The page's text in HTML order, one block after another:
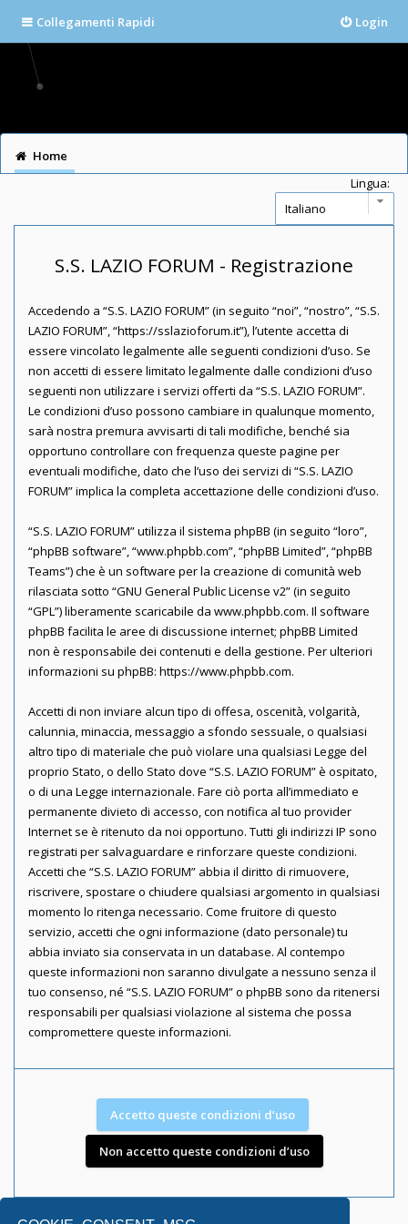
Collegamenti Rapidi Login
Home
Lingua:
S.S. LAZIO FORUM - Registrazione
Accedendo a “S.S. LAZIO FORUM” (in seguito “noi”, “nostro”, “S.S.
LAZIO FORUM”, “https://sslazioforum.it”), l’utente accetta di
essere vincolato legalmente alle seguenti condizioni d’uso. Se
non accetti di essere limitato legalmente dalle condizioni d’uso
seguenti non utilizzare i servizi offerti da “S.S. LAZIO FORUM”.
Le condizioni d’uso possono cambiare in qualunque momento,
sarà nostra premura avvisarti di tali modifiche, benché sia
opportuno controllare con frequenza queste pagine per
eventuali modifiche, dato che l’uso dei servizi di “S.S. LAZIO
FORUM” implica la completa accettazione delle condizioni d’uso.
“S.S. LAZIO FORUM” utilizza il sistema phpBB (in seguito “loro”,
“phpBB software”, “www.phpbb.com”, “phpBB Limited”, “phpBB
Teams”) che è un software per la creazione di comunità web
rilasciata sotto “GNU General Public License v2” (in seguito
“GPL”) liberamente scaricabile da www.phpbb.com. Il software
phpBB facilita le aree di discussione internet; phpBB Limited
non è responsabile dei contenuti e della gestione. Per ulteriori
informazioni su phpBB: https://www.phpbb.com.
Accetti di non inviare alcun tipo di offesa, oscenità, volgarità,
calunnia, minaccia, messaggio a sfondo sessuale, o qualsiasi
altro tipo di materiale che può violare una qualsiasi Legge del
proprio Stato, o dello Stato dove “S.S. LAZIO FORUM” è ospitato,
o di una Legge internazionale. Fare ciò porta all’immediato e
permanente divieto di accesso, con notifica al tuo provider
Internet se è ritenuto da noi opportuno. Tutti gli indirizzi IP sono
registrati per salvaguardare e rinforzare queste condizioni.
Accetti che “S.S. LAZIO FORUM” abbia il diritto di rimuovere,
riscrivere, spostare o chiudere qualsiasi argomento in qualsiasi
momento lo ritenga necessario. Come fruitore di questo
servizio, accetti che ogni informazione (dato personale) tu
abbia inviato sia conservata in un database. Al contempo
queste informazioni non saranno divulgate a nessuno senza il
tuo consenso, né “S.S. LAZIO FORUM” o phpBB sono da ritenersi
responsabili per qualsiasi violazione al sistema che possa
compromettere queste informazioni.